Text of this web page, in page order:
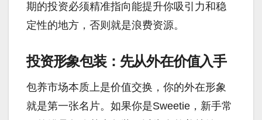
期的投资必须精准指向能提升你吸引力和稳
定性的地方，否则就是浪费资源。
投资形象包装：先从外在价值入手
包养市场本质上是价值交换，你的外在形象
就是第一张名片。如果你是Sweetie，新手常